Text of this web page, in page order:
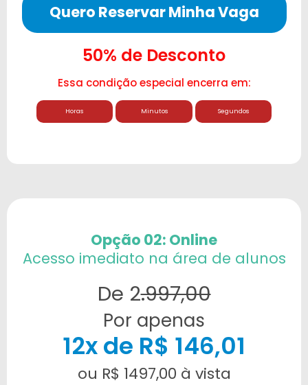
Quero Reservar Minha Vaga
50% de Desconto
Essa condição especial encerra em:
Horas Minutos Segundos
Opção 02: Online
Acesso imediato na área de alunos
De 2.997,00
Por apenas
12x de R$ 146,01
ou R$ 1497,00 à vista